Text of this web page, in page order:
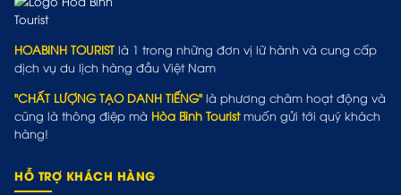
HOABINH TOURIST là 1 trong những đơn vị lữ hành và cung cấp
dịch vụ du lịch hàng đầu Việt Nam
"CHẤT LƯỢNG TẠO DANH TIẾNG" là phương châm hoạt động và
cũng là thông điệp mà Hòa Bình Touristmuốn gửi tới quý khách
hàng!
HỖ TRỢ KHÁCH HÀNG